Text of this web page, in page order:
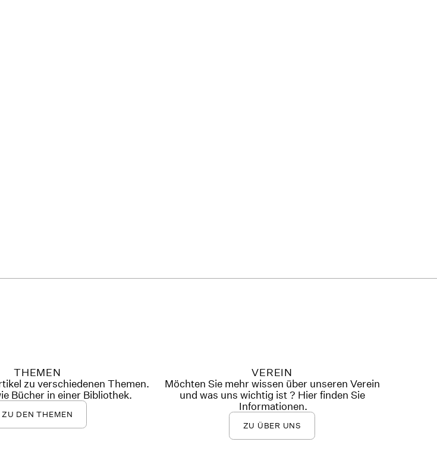
THEMEN
zu verschiedenen Themen.
Bücher in einer Bibliothek.
ZU DEN THEMEN
VEREIN
Möchten Sie mehr wissen über unseren Verein
und was uns wichtig ist ? Hier finden Sie
Informationen.
ZU ÜBER UNS